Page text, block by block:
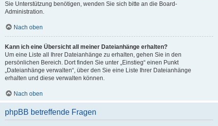
Sie Unterstützung benötigen, wenden Sie sich bitte an die Board-
Administration.
Nach oben
Kann ich eine Übersicht all meiner Dateianhänge erhalten?
Um eine Liste all Ihrer Dateianhänge zu erhalten, gehen Sie in den
persönlichen Bereich. Dort finden Sie unter „Einstieg“ einen Punkt
„Dateianhänge verwalten“, über den Sie eine Liste Ihrer Dateianhänge
erhalten und diese verwalten können.
Nach oben
phpBB betreffende Fragen